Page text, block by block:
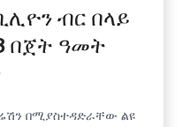
ብር በላይ
በጀት ዓመት
በሚያስተዳድራቸው ልዩ